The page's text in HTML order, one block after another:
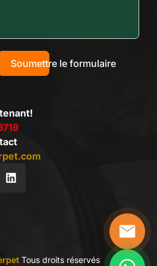
Soumettre le formulaire
Tous droits réservés